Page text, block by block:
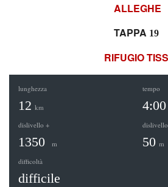
ALLEGHE
TAPPA 19
RIFUGIO
lunghezza
12 km
tempo
4:00
dislivello +
1350 m
dislivello
50 m
difficoltà
difficile